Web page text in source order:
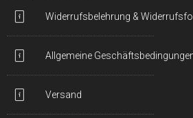
Widerrufsbelehrung &
Allgemeine
Versand